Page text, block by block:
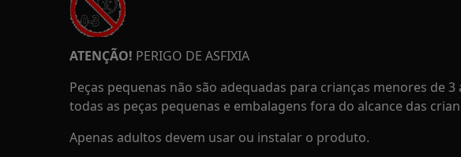
ATENÇÃO! PERIGO DE ASFIXIA
Peças pequenas não são adequadas para crianças menores de
todas as peças pequenas e embalagens fora do alcance das
Apenas adultos devem usar ou instalar o produto.